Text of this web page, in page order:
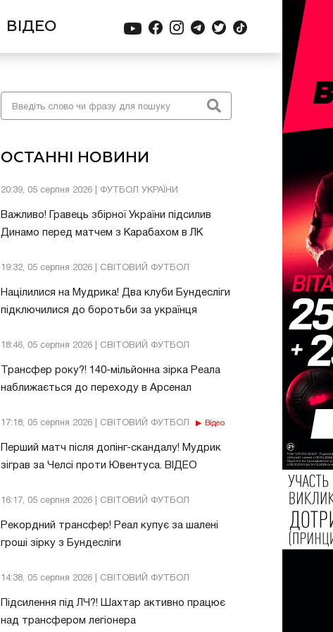
ВІДЕО
ОСТАННІ НОВИНИ
20:39, 05 серпня 2026 | ФУТБОЛ УКРАЇНИ
Важливо! Гравець збірної України підсилив
Динамо перед матчем з Карабахом в ЛК
19:32, 05 серпня 2026 | СВІТОВИЙ ФУТБОЛ
Націлилися на Мудрика! Два клуби Бундесліги
підключилися до боротьби за українця
18:46, 05 серпня 2026 | СВІТОВИЙ ФУТБОЛ
Трансфер року?! 140-мільйонна зірка Реала
наближається до переходу в Арсенал
17:18, 05 серпня 2026 | СВІТОВИЙ ФУТБОЛ Відео
Перший матч після допінг-скандалу! Мудрик
зіграв за Челсі проти Ювентуса. ВІДЕО
16:17, 05 серпня 2026 | СВІТОВИЙ ФУТБОЛ
Рекордний трансфер! Реал купує за шалені
гроші зірку з Бундесліги
14:38, 05 серпня 2026 | СВІТОВИЙ ФУТБОЛ
Підсилення під ЛЧ?! Шахтар активно працює
над трансфером легіонера